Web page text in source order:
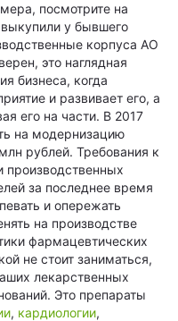
посмотрите на
у бывшего
корпуса АО
это наглядная
бизнеса, когда
и развивает его, а
его на части. В 2017
на модернизацию
рублей. Требования к
производственных
за последнее время
и опережать
на производстве
фармацевтических
не стоит заниматься,
лекарственных
Это препараты
, кардиологии,